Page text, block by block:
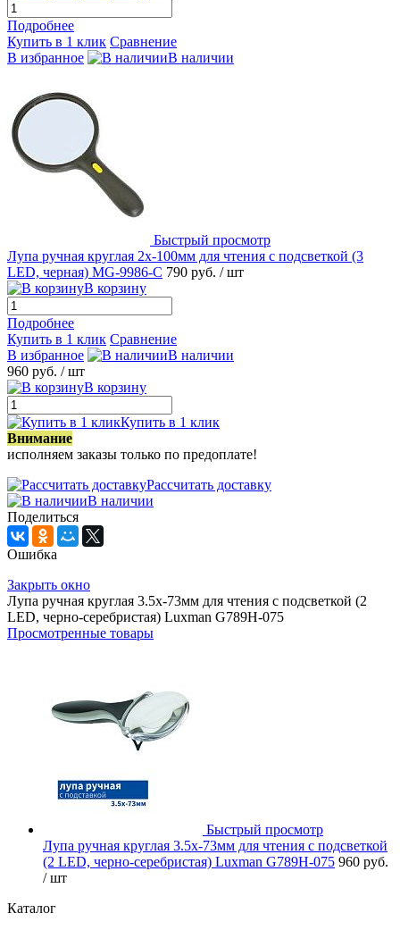
Подробнее
Купить в 1 клик Сравнение
В избранное
В наличии
Быстрый просмотр
Лупа ручная круглая 2х-100мм для чтения с подсветкой (3
LED, черная) MG-9986-C 790 руб. / шт
В корзину
Подробнее
Купить в 1 клик Сравнение
В избранное
В наличии
960 руб. / шт
В корзину
Купить в 1 клик
Внимание
исполняем заказы только по предоплате!
Рассчитать доставку
В наличии
Поделиться
Ошибка
Закрыть окно
Лупа ручная круглая 3.5х-73мм для чтения с подсветкой (2
LED, черно-серебристая) Luxman G789H-075
Просмотренные товары
Быстрый просмотр
Лупа ручная круглая 3.5х-73мм для чтения с подсветкой
(2 LED, черно-серебристая) Luxman G789H-075 960 руб.
/ шт
Каталог